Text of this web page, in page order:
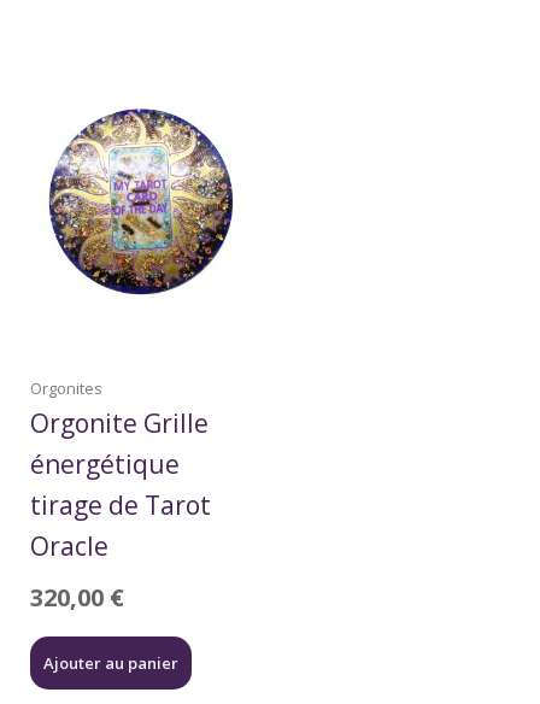
Orgonites
Orgonite Grille
énergétique
tirage de Tarot
Oracle
320,00 €
Ajouter au panier